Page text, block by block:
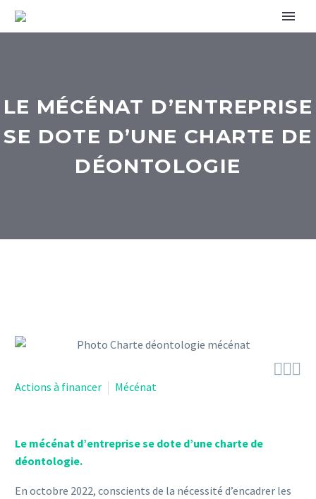
LE MÉCÉNAT D’ENTREPRISE
SE DOTE D’UNE CHARTE DE
DÉONTOLOGIE

Actions à financer Mécénat
Le mécénat d’entreprise se dote d’une charte de
déontologie.
En octobre 2022, conscients de la nécessité d’encadrer les